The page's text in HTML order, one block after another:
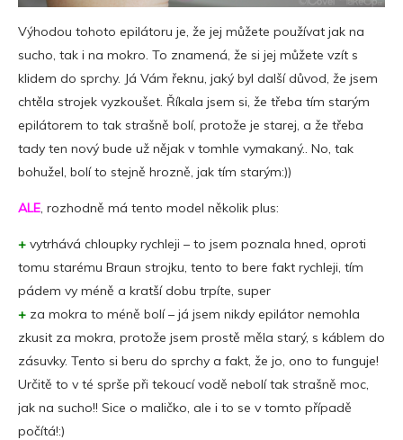
Výhodou tohoto epilátoru je, že jej můžete používat jak na
sucho, tak i na mokro. To znamená, že si jej můžete vzít s
klidem do sprchy. Já Vám řeknu, jaký byl další důvod, že jsem
chtěla strojek vyzkoušet. Říkala jsem si, že třeba tím starým
epilátorem to tak strašně bolí, protože je starej, a že třeba
tady ten nový bude už nějak v tomhle vymakaný.. No, tak
bohužel, bolí to stejně hrozně, jak tím starým:))
ALE, rozhodně má tento model několik plus:
+ vytrhává chloupky rychleji – to jsem poznala hned, oproti
tomu starému Braun strojku, tento to bere fakt rychleji, tím
pádem vy méně a kratší dobu trpíte, super
+ za mokra to méně bolí – já jsem nikdy epilátor nemohla
zkusit za mokra, protože jsem prostě měla starý, s káblem do
zásuvky. Tento si beru do sprchy a fakt, že jo, ono to funguje!
Určitě to v té sprše při tekoucí vodě nebolí tak strašně moc,
jak na sucho!! Sice o maličko, ale i to se v tomto případě
počítá!:)